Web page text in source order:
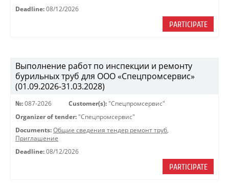
Deadline: 08/12/2026
PARTICIPATE
Выполнение работ по инспекции и ремонту
бурильных труб для ООО «Спецпромсервис»
(01.09.2026-31.03.2028)
№: 087-2026 Customer(s): "Спецпромсервис"
Organizer of tender: "Спецпромсервис"
Documents: Общие сведения тендер ремонт труб,
Приглашение
Deadline: 08/12/2026
PARTICIPATE